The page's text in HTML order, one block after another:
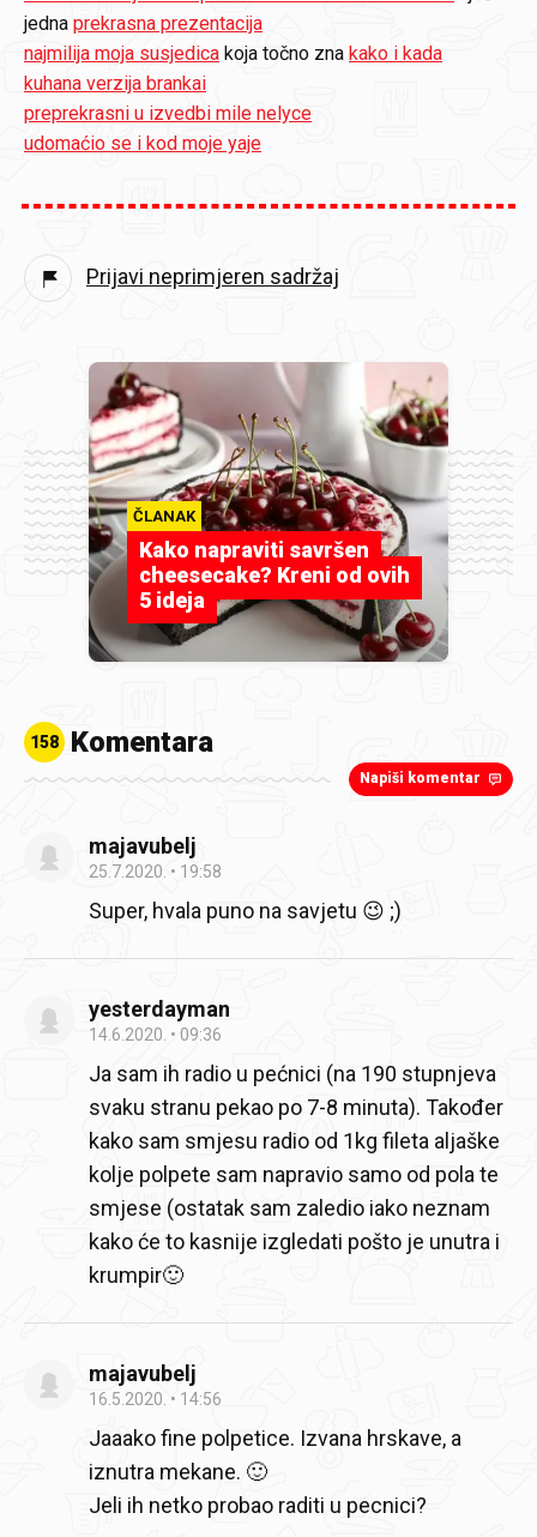
jedna prekrasna prezentacija
najmilija moja susjedica koja točno zna kako i kada
kuhana verzija brankai
preprekrasni u izvedbi mile nelyce
udomaćio se i kod moje yaje
Prijavi neprimjeren sadržaj
ČLANAK
Kako napraviti savršen
cheesecake? Kreni od ovih
5 ideja
158 Komentara
Napiši komentar
majavubelj
25.7.2020. 19:58
Super, hvala puno na savjetu 😉 ;)
yesterdayman
14.6.2020. 09:36
Ja sam ih radio u pećnici (na 190 stupnjeva
svaku stranu pekao po 7-8 minuta). Također
kako sam smjesu radio od 1kg fileta aljaške
kolje polpete sam napravio samo od pola te
smjese (ostatak sam zaledio iako neznam
kako će to kasnije izgledati pošto je unutra i
krumpir🙂
majavubelj
16.5.2020. 14:56
Jaaako fine polpetice. Izvana hrskave, a
iznutra mekane. 🙂
Jeli ih netko probao raditi u pecnici?